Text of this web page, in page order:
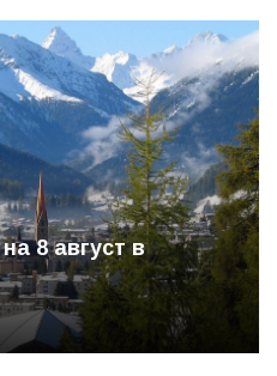
8 август в